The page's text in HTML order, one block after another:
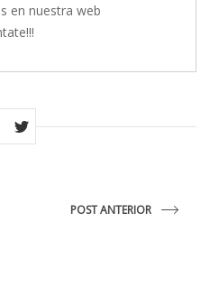
en nuestra web
POST ANTERIOR